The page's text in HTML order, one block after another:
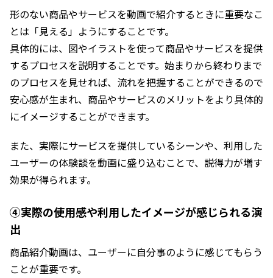
形のない商品やサービスを動画で紹介するときに重要なこ
とは「見える」ようにすることです。
具体的には、図やイラストを使って商品やサービスを提供
するプロセスを説明することです。始まりから終わりまで
のプロセスを見せれば、流れを把握することができるので
安心感が生まれ、商品やサービスのメリットをより具体的
にイメージすることができます。
また、実際にサービスを提供しているシーンや、利用した
ユーザーの体験談を動画に盛り込むことで、説得力が増す
効果が得られます。
④実際の使用感や利用したイメージが感じられる演
出
商品紹介動画は、ユーザーに自分事のように感じてもらう
ことが重要です。